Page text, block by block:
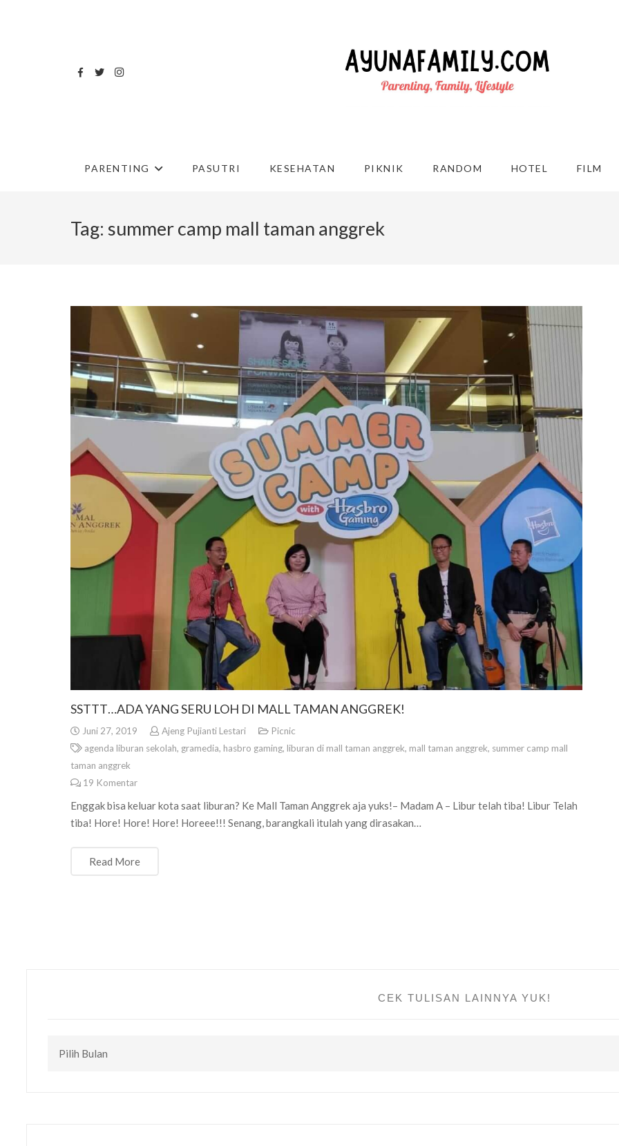
PARENTING PASUTRI KESEHATAN PIKNIK RANDOM HOTEL FILM
Tag: summer camp mall taman anggrek
SSTTT…ADA YANG SERU LOH DI MALL TAMAN ANGGREK!
Juni 27, 2019 Ajeng Pujianti Lestari
Picnic
agenda liburan sekolah, gramedia, hasbro gaming, liburan di mall taman anggrek, mall taman anggrek, summer camp mall
taman anggrek
19 Komentar
Enggak bisa keluar kota saat liburan? Ke Mall Taman Anggrek aja yuks!– Madam A – Libur telah tiba! Libur Telah
tiba! Hore! Hore! Hore! Horeee!!! Senang, barangkali itulah yang dirasakan…
Read More
CEK TULISAN LAINNYA YUK!
TULISAN